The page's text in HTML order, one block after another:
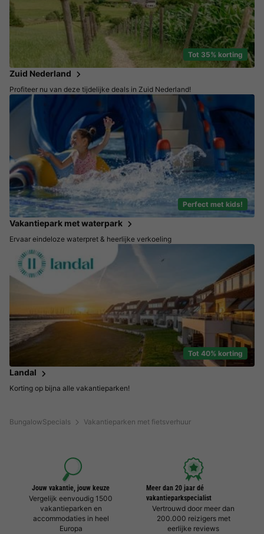
BungalowSpecials Vakantieparken met fietsverhuur
Tot 35% korting
Zuid Nederland
Profiteer nu van deze tijdelijke deals in Zuid Nederland!
Perfect met kids!
Vakantiepark met waterpark
Ervaar eindeloze waterpret & heerlijke verkoeling
Tot 40% korting
Landal
Korting op bijna alle vakantieparken!
Jouw vakantie, jouw keuze
Vergelijk eenvoudig 1500
vakantieparken en
accommodaties in heel
Europa
Meer dan 20 jaar dé
vakantieparkspecialist
Vertrouwd door meer dan
200.000 reizigers met
eerlijke reviews